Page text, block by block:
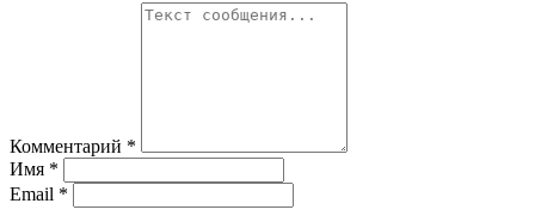
Комментарий *
Имя *
Email *